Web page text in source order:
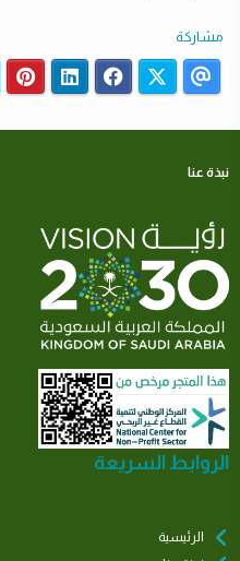
مشاركة
نبذة عنا
الروابط السريعة
الرئيسية